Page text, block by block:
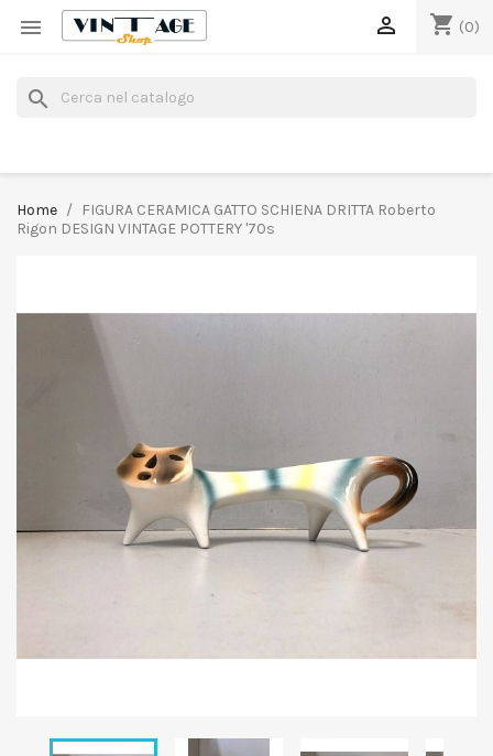
 shopping_cart (0)

search
Home
FIGURA CERAMICA GATTO SCHIENA DRITTA Roberto
Rigon DESIGN VINTAGE POTTERY '70s